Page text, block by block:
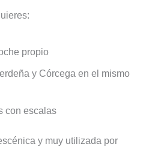
propio
y Córcega en el mismo
con escalas
y muy utilizada por